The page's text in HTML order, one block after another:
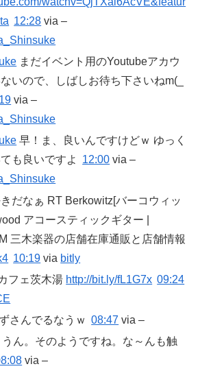
12:28 via –
まだイベント用のYoutubeアカウ
いので、しばしお待ち下さいねm(_
via –
早！ま、良いんですけどｗ ゆっく
も良いですよ
12:00 via –
だなぁ RT Berkowitz[バーコウィッ
アコースティックギター |
三木楽器の店舗在庫通販と店舗情報
10:19 via bitly
フェ茨木湯 http://bit.ly/fL1G7x 09:24
さんでるなうｗ 08:47 via –
うん。そのようですね。な～んも触
via –